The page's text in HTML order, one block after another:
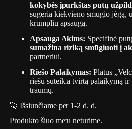
kokybės įpurkštas putų
sugeria kiekvieno smūgio jėgą,
krumplių apsaugą.
Apsauga Akims: Specifinė
sumažina riziką smūgiuoti į
partneriui.
Riešo Palaikymas: Platus
riešu suteikia tvirtą palaikymą ir
traumų.
🚀 Išsiunčiame per 1-2 d. d.
Produkto šiuo metu neturime.